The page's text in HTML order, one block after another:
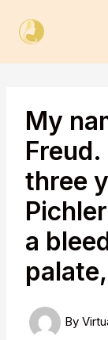
content
My
three
a
By